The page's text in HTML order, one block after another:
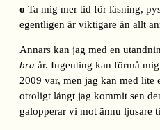
o Ta mig mer tid för läsning,
egentligen är viktigare än allt
Annars kan jag med en
bra år. Ingenting kan förmå
2009 var, men jag kan med lite
otroligt långt jag kommit sen
galopperar vi mot ännu ljusare